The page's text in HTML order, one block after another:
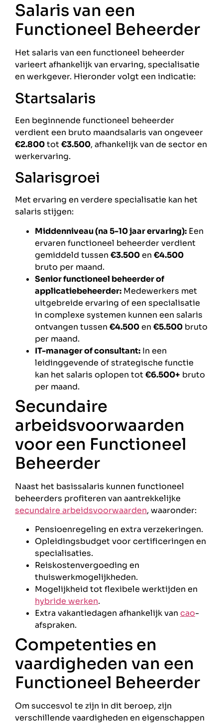
Salaris van een
Functioneel Beheerder
Het salaris van een functioneel beheerder
varieert afhankelijk van ervaring, specialisatie
en werkgever. Hieronder volgt een indicatie:
Startsalaris
Een beginnende functioneel beheerder
verdient een bruto maandsalaris van ongeveer
€2.800tot€3.500, afhankelijk van de sector en
werkervaring.
Salarisgroei
Met ervaring en verdere specialisatie kan het
salaris stijgen:
Middenniveau (na 5-10 jaar ervaring): Een
ervaren functioneel beheerder verdient
gemiddeld tussen €3.500en €4.500
bruto per maand.
Senior functioneel beheerder of
applicatiebeheerder: Medewerkers met
uitgebreide ervaring of een specialisatie
in complexe systemen kunnen een salaris
ontvangen tussen €4.500en €5.500 bruto
per maand.
IT-manager of consultant: In een
leidinggevende of strategische functie
kan het salaris oplopen tot€6.500+ bruto
per maand.
Secundaire
arbeidsvoorwaarden
voor een Functioneel
Beheerder
Naast het basissalaris kunnen functioneel
beheerders profiteren van aantrekkelijke
secundaire arbeidsvoorwaarden, waaronder:
Pensioenregeling en extra verzekeringen.
Opleidingsbudget voor certificeringen en
specialisaties.
Reiskostenvergoeding en
thuiswerkmogelijkheden.
Mogelijkheid tot flexibele werktijden en
hybride werken.
Extra vakantiedagen afhankelijk van cao-
afspraken.
Competenties en
vaardigheden van een
Functioneel Beheerder
Om succesvol te zijn in dit beroep, zijn
verschillende vaardigheden en eigenschappen